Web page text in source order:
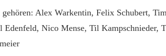
Alex Warkentin, Felix Schubert,
Edenfeld, Nico Mense, Til